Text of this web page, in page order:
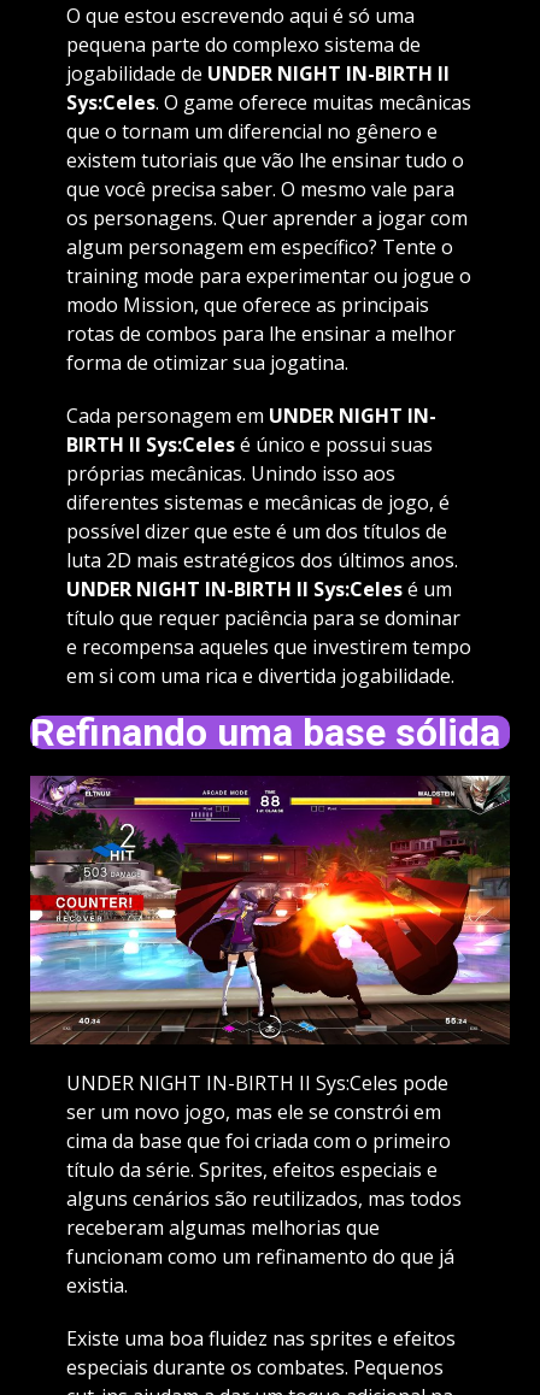
O que estou escrevendo aqui é só uma
pequena parte do complexo sistema de
jogabilidade de UNDER NIGHT IN-BIRTH II
Sys:Celes. O game oferece muitas mecânicas
que o tornam um diferencial no gênero e
existem tutoriais que vão lhe ensinar tudo o
que você precisa saber. O mesmo vale para
os personagens. Quer aprender a jogar com
algum personagem em específico? Tente o
training mode para experimentar ou jogue o
modo Mission, que oferece as principais
rotas de combos para lhe ensinar a melhor
forma de otimizar sua jogatina.
Cada personagem em UNDER NIGHT IN-
BIRTH II Sys:Celesé único e possui suas
próprias mecânicas. Unindo isso aos
diferentes sistemas e mecânicas de jogo, é
possível dizer que este é um dos títulos de
luta 2D mais estratégicos dos últimos anos.
UNDER NIGHT IN-BIRTH II Sys:Celesé um
título que requer paciência para se dominar
e recompensa aqueles que investirem tempo
em si com uma rica e divertida jogabilidade.
Refinando uma base sólida
UNDER NIGHT IN-BIRTH II Sys:Celes pode
ser um novo jogo, mas ele se constrói em
cima da base que foi criada com o primeiro
título da série. Sprites, efeitos especiais e
alguns cenários são reutilizados, mas todos
receberam algumas melhorias que
funcionam como um refinamento do que já
existia.
Existe uma boa fluidez nas sprites e efeitos
especiais durante os combates. Pequenos